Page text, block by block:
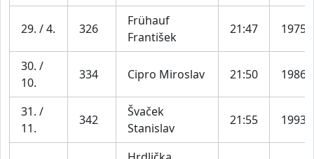
29. / 4. 326
Frühauf
František
21:47 1975
30. /
10.
334 Cipro Miroslav 21:50 1986
31. /
11.
342
Švaček
Stanislav
21:55 1993